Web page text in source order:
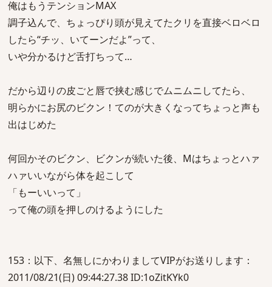
俺はもうテンションMAX
調子込んで、ちょっぴり頭が見えてたクリを直接ベロベロ
したら“チッ、いてーンだよ”って、
いや分かるけど舌打ちって…
だから辺りの皮ごと唇で挟む感じでムニムニしてたら、
明らかにお尻のビクン！てのが大きくなってちょっと声も
出はじめた
何回かそのビクン、ビクンが続いた後、Mはちょっとハァ
ハァいいながら体を起こして
「もーいいって」
って俺の頭を押しのけるようにした
153：以下、名無しにかわりましてVIPがお送りします：
2011/08/21(日) 09:44:27.38 ID:1oZitKYk0